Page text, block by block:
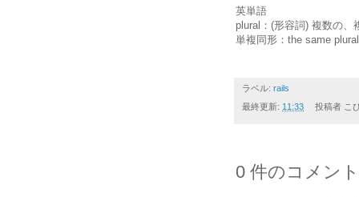
英単語
plural：(形容詞) 複数の
単複同形：the same
ラベル: rails
最終更新: 11:33 投稿者 こ
0 件のコメン